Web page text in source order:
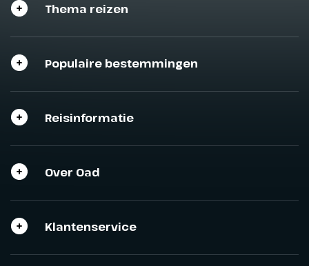
Thema reizen
Populaire bestemmingen
Reisinformatie
Over Oad
Klantenservice